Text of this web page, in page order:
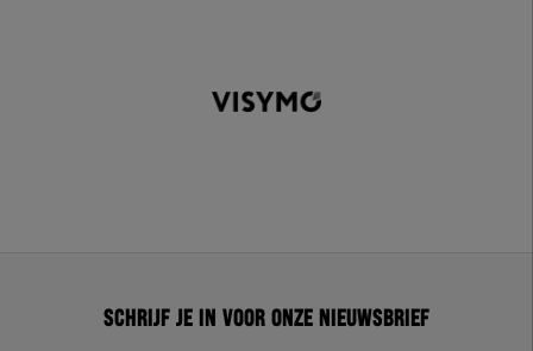
Schrijf je in voor onze nieuwsbrief